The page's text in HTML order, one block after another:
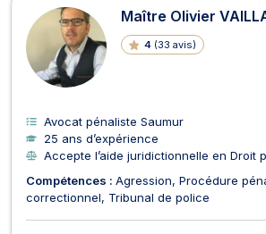
Maître Olivier
4 (33 avis)
Avocat pénaliste Saumur
25 ans d’expérience
Accepte l’aide juridictionnelle en Droit
Compétences : Agression Procédure
correctionnel
Tribunal de police